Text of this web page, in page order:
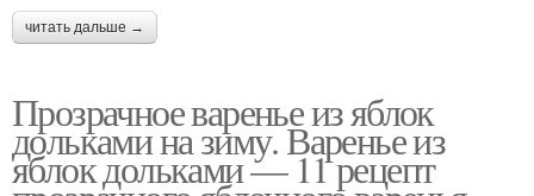
читать дальше →
Прозрачное варенье из яблок
дольками на зиму. Варенье из
яблок дольками — 11 рецепт